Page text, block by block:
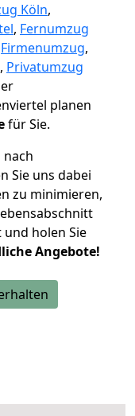
Köln,
, Fernumzug
Firmenumzug,
, Privatumzug
planen
für Sie.
Sie uns dabei
zu minimieren,
und holen Sie
Angebote!